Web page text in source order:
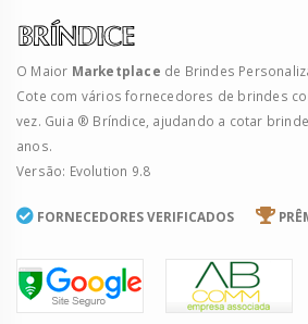
O Maior Marketplace de Brindes
Cote com vários fornecedores de brindes
vez. Guia ® Bríndice, ajudando a cotar
anos.
Versão: Evolution 9.8
FORNECEDORES VERIFICADOS